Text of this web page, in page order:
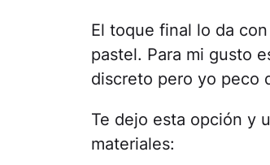
El toque final lo da
pastel. Para mi gusto
discreto pero yo peco
Te dejo esta opción y
materiales: